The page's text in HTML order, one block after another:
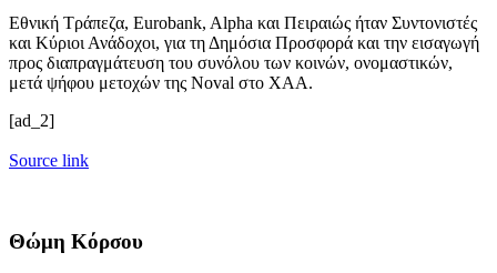
Εθνική Τράπεζα, Eurobank, Alpha και Πειραιώς ήταν Συντονιστές
και Κύριοι Ανάδοχοι, για τη Δημόσια Προσφορά και την εισαγωγή
προς διαπραγμάτευση του συνόλου των κοινών, ονομαστικών,
μετά ψήφου μετοχών της Noval στο ΧΑΑ.
[ad_2]
Source link
Θώμη Κόρσου